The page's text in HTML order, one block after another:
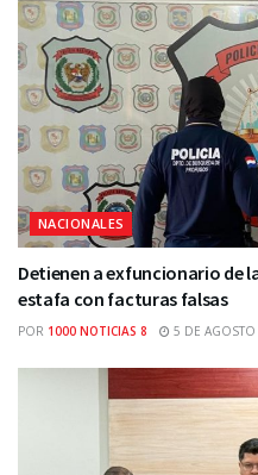
NACIONALES
Detienen a exfuncionario de
estafa con facturas falsas
POR 1000 NOTICIAS 8 5 DE